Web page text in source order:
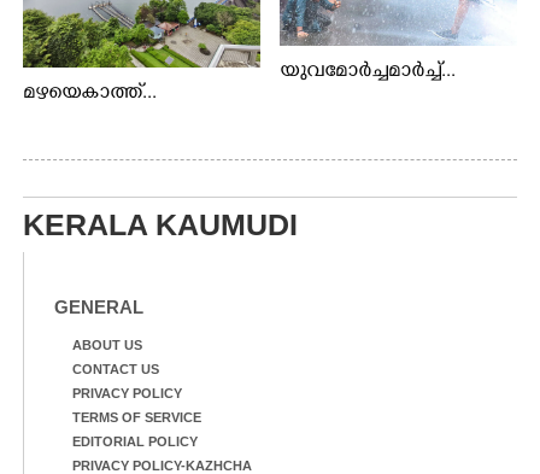
മഴയെകാത്ത്...
യുവമോർച്ചമാർച്ച്...
KERALA KAUMUDI
GENERAL
ABOUT US
CONTACT US
PRIVACY POLICY
TERMS OF SERVICE
EDITORIAL POLICY
PRIVACY POLICY-KAZHCHA